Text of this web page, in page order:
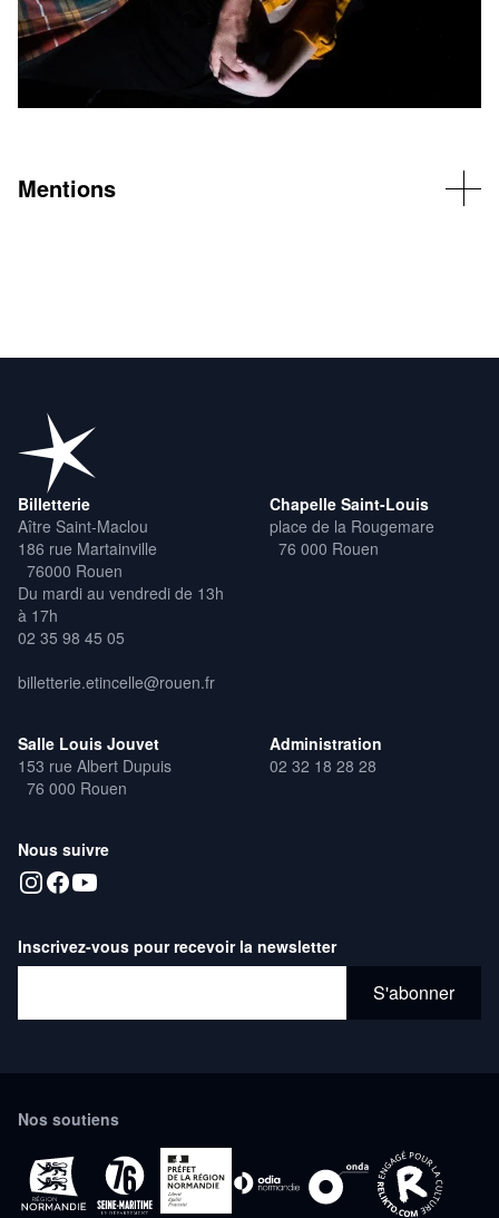
Mentions
Billetterie
Aître Saint-Maclou
186 rue Martainville
76000 Rouen
Du mardi au vendredi de 13h
à 17h
02 35 98 45 05
billetterie.etincelle@rouen.fr
Chapelle Saint-Louis
place de la Rougemare
76 000 Rouen
Salle Louis Jouvet
153 rue Albert Dupuis
76 000 Rouen
Administration
02 32 18 28 28
Nous suivre
Inscrivez-vous pour recevoir la newsletter
Nos soutiens